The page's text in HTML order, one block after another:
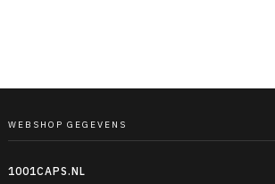
WEBSHOP GEGEVENS
1001CAPS.NL